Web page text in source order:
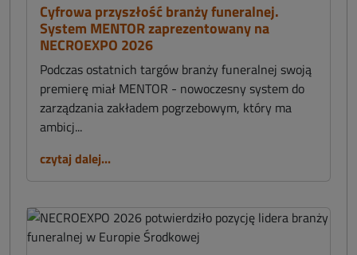
Cyfrowa przyszłość branży funeralnej.
System MENTOR zaprezentowany na
NECROEXPO 2026
Podczas ostatnich targów branży funeralnej swoją
premierę miał MENTOR - nowoczesny system do
zarządzania zakładem pogrzebowym, który ma
ambicj...
czytaj dalej...